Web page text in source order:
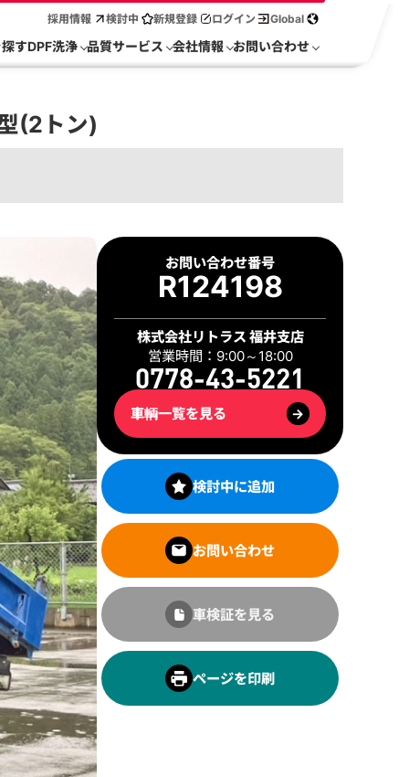
採用情報 検討中 新規登録 ログイン Global
すDPF洗浄 品質サービス 会社情報 お問い合わせ
(2トン)
お問い合わせ番号
R124198
株式会社リトラス 福井支店
営業時間：9:00～18:00
0778-43-5221
車輌一覧を見る →
検討中に追加
お問い合わせ
車検証を見る
ページを印刷